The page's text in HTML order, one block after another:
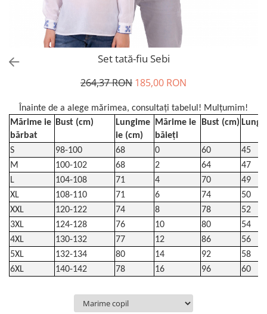
Set tată-fiu Sebi
264,37 RON 185,00 RON
Înainte de a alege mărimea, consultați tabelul! Mulțumim!
Mărime ie
bărbat
Bust (cm)
Lungime
ie (cm)
Mărime ie
băieți
Bust (cm)
S 98-100 68 0 60
45
M
100-102 68 2 64
47
L
104-108 71 4 70
49
XL
108-110 71 6 74
50
XXL
120-122 74 8 78
52
3XL
124-128 76 10 80
54
4XL
130-132 77 12 86
56
5XL
132-134 80 14 92
58
6XL
140-142 78 16 96 60